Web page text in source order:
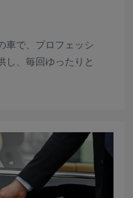
車で、プロフェッシ
し、毎回ゆったりと